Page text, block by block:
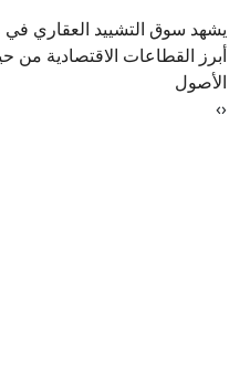
يشهد سوق التشييد العقاري
أبرز القطاعات الاقتصادية من
الأصول
‹
›